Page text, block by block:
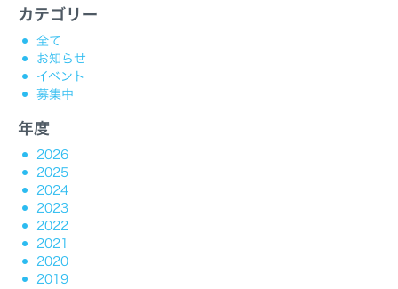
カテゴリー
全て
お知らせ
イベント
募集中
年度
2026
2025
2024
2023
2022
2021
2020
2019